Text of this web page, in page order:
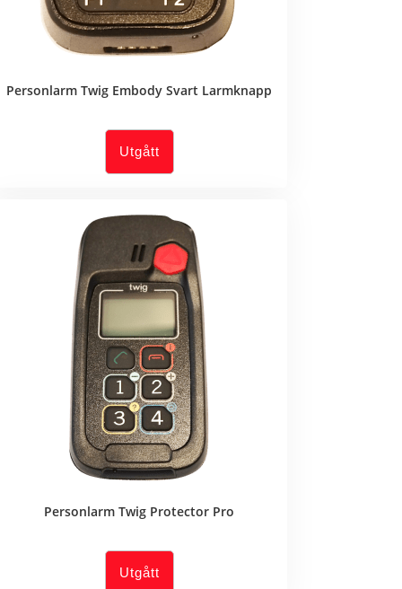
Personlarm Twig Embody Svart Larmknapp
Utgått
Personlarm Twig Protector Pro
Utgått